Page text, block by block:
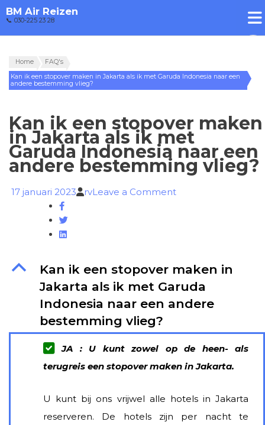
BM Air Reizen
📞 030-225 23 28
Home
FAQ's
Kan ik een stopover maken in Jakarta als ik met Garuda Indonesia naar een
andere bestemming vlieg?
Kan ik een stopover maken
in Jakarta als ik met
Garuda Indonesia naar een
andere bestemming vlieg?
17 januari 2023 rvLeave a Commenton
maken
in
Jakarta
als
met
Garuda
Indonesia
andere
bestemming
B
Kan ik een stopover maken in
Jakarta als ik met Garuda
Indonesia naar een andere
bestemming vlieg?
JA : U kunt zowel op de heen- als
terugreis een stopover maken in Jakarta.
U kunt bij ons vrijwel alle hotels in Jakarta
reserveren. De hotels zijn per nacht te